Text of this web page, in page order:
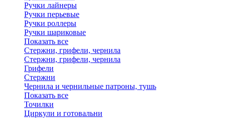
Ручки лайнеры
Ручки перьевые
Ручки роллеры
Ручки шариковые
Показать все
Стержни, грифели, чернила
Стержни, грифели, чернила
Грифели
Стержни
Чернила и чернильные патроны, тушь
Показать все
Точилки
Циркули и готовальни